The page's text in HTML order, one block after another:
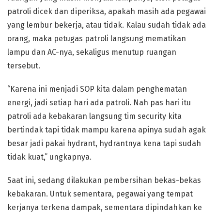
patroli dicek dan diperiksa, apakah masih ada pegawai
yang lembur bekerja, atau tidak. Kalau sudah tidak ada
orang, maka petugas patroli langsung mematikan
lampu dan AC-nya, sekaligus menutup ruangan
tersebut.
“Karena ini menjadi SOP kita dalam penghematan
energi, jadi setiap hari ada patroli. Nah pas hari itu
patroli ada kebakaran langsung tim security kita
bertindak tapi tidak mampu karena apinya sudah agak
besar jadi pakai hydrant, hydrantnya kena tapi sudah
tidak kuat,” ungkapnya.
Saat ini, sedang dilakukan pembersihan bekas-bekas
kebakaran. Untuk sementara, pegawai yang tempat
kerjanya terkena dampak, sementara dipindahkan ke